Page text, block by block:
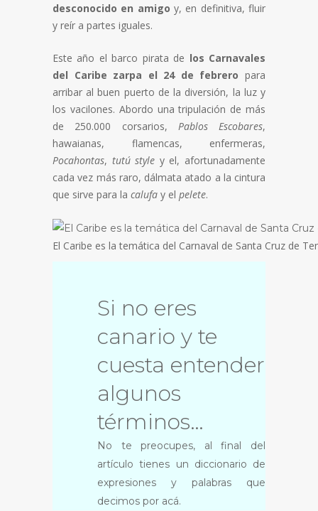
desconocido en amigo y, en definitiva, fluir
y reír a partes iguales.
Este año el barco pirata de los Carnavales
del Caribe zarpa el 24 de febrero para
arribar al buen puerto de la diversión, la luz y
los vacilones. Abordo una tripulación de más
de 250.000 corsarios, Pablos Escobares,
hawaianas, flamencas, enfermeras,
Pocahontas, tutú style y el, afortunadamente
cada vez más raro, dálmata atado a la cintura
que sirve para la calufa y el pelete.
El Caribe es la temática del Carnaval de Santa Cruz de
Si no eres
canario y te
cuesta entender
algunos
términos…
No te preocupes, al final del
artículo tienes un diccionario de
expresiones y palabras que
decimos por acá.